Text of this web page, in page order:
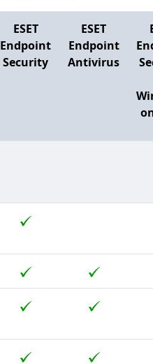
ESET
Endpoint
Security
ESET
Endpoint
Antivirus